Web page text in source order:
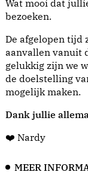
Wat mooi dat
bezoeken.
De afgelopen tijd
aanvallen vanuit
gelukkig zijn we
de doelstelling
mogelijk maken.
Dank jullie
❤️ Nardy
MEER